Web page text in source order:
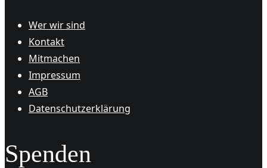
Wer wir sind
Kontakt
Mitmachen
Impressum
AGB
Datenschutzerklärung
Spenden